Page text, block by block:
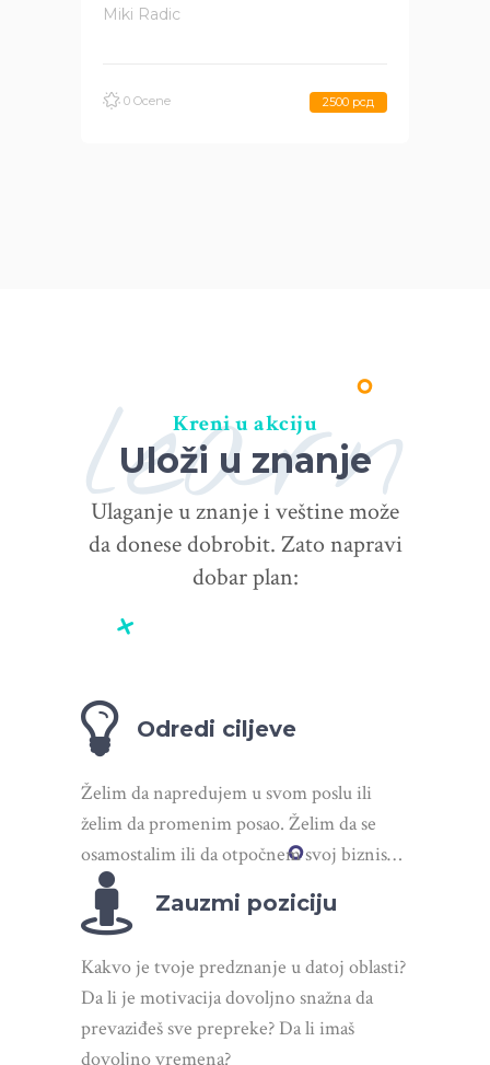
Miki Radic
0 Ocene 2500 рсд
learn
Kreni u akciju
Uloži u znanje
Ulaganje u znanje i veštine može
da donese dobrobit. Zato napravi
dobar plan:
Odredi ciljeve
Želim da napredujem u svom poslu ili
želim da promenim posao. Želim da se
osamostalim ili da otpočnem svoj biznis…
Zauzmi poziciju
Kakvo je tvoje predznanje u datoj oblasti?
Da li je motivacija dovoljno snažna da
prevaziđeš sve prepreke? Da li imaš
dovoljno vremena?